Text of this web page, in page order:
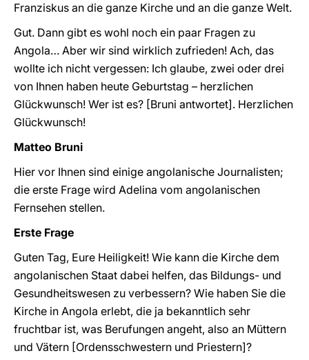
Franziskus an die ganze Kirche und an die ganze Welt.
Gut. Dann gibt es wohl noch ein paar Fragen zu
Angola… Aber wir sind wirklich zufrieden! Ach, das
wollte ich nicht vergessen: Ich glaube, zwei oder drei
von Ihnen haben heute Geburtstag – herzlichen
Glückwunsch! Wer ist es? [Bruni antwortet]. Herzlichen
Glückwunsch!
Matteo Bruni
Hier vor Ihnen sind einige angolanische Journalisten;
die erste Frage wird Adelina vom angolanischen
Fernsehen stellen.
Erste Frage
Guten Tag, Eure Heiligkeit! Wie kann die Kirche dem
angolanischen Staat dabei helfen, das Bildungs- und
Gesundheitswesen zu verbessern? Wie haben Sie die
Kirche in Angola erlebt, die ja bekanntlich sehr
fruchtbar ist, was Berufungen angeht, also an Müttern
und Vätern [Ordensschwestern und Priestern]?